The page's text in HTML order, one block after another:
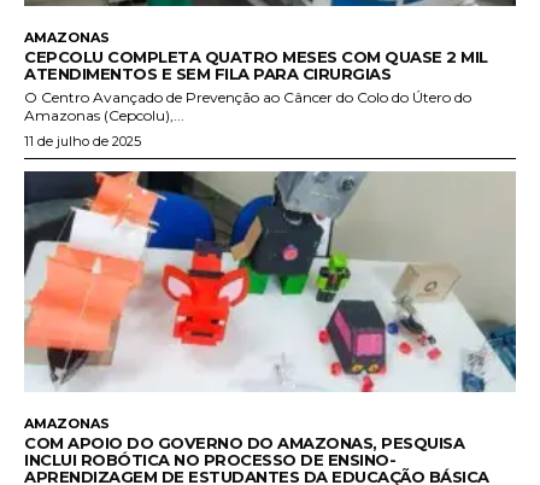
AMAZONAS
CEPCOLU COMPLETA QUATRO MESES COM QUASE 2 MIL
ATENDIMENTOS E SEM FILA PARA CIRURGIAS
O Centro Avançado de Prevenção ao Câncer do Colo do Útero do
Amazonas (Cepcolu),...
11 de julho de 2025
AMAZONAS
COM APOIO DO GOVERNO DO AMAZONAS, PESQUISA
INCLUI ROBÓTICA NO PROCESSO DE ENSINO-
APRENDIZAGEM DE ESTUDANTES DA EDUCAÇÃO BÁSICA